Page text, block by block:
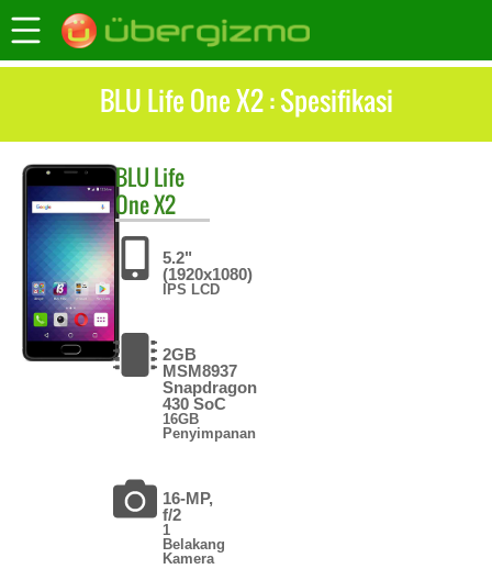
BLU Life One X2 : Spesifikasi
BLULife
One X2
5.2"
(1920x1080)
IPS LCD
2GB
MSM8937
Snapdragon
430 SoC
16GB
Penyimpanan
16-MP,
f/2
1
Belakang
Kamera